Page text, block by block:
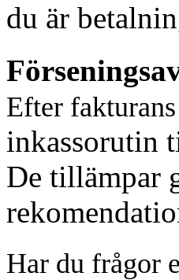
du är
Efter
inkassorutin
De tillämpar
Har du frågor